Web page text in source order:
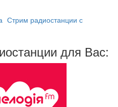
Стрим радиостанции с
для Вас: